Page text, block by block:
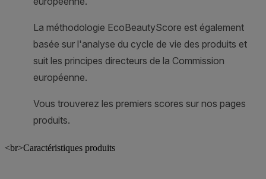
<br>Caractéristiques produits